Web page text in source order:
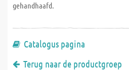
gehandhaafd.
Catalogus pagina
Terug naar de productgroep